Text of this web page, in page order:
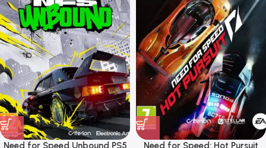
Need for Speed Unbound PS5
Need for Speed: Hot Pursuit